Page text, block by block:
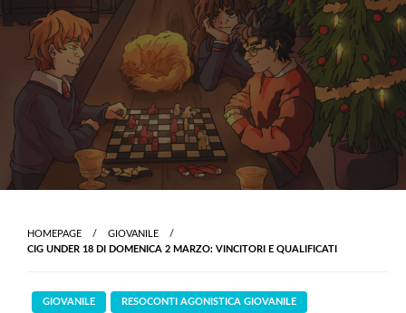
Skip
content
HOMEPAGE
GIOVANILE
CIG UNDER 18 DI DOMENICA 2 MARZO: VINCITORI E QUALIFICATI
GIOVANILE RESOCONTI AGONISTICA GIOVANILE